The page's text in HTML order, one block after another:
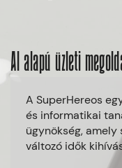
AI alapú üzleti
A SuperHereos
és informatikai
ügynökség,
változó idők